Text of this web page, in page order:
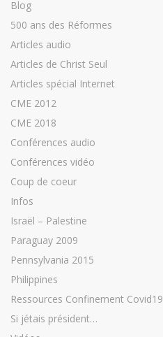
Blog
500 ans des Réformes
Articles audio
Articles de Christ Seul
Articles spécial Internet
CME 2012
CME 2018
Conférences audio
Conférences vidéo
Coup de coeur
Infos
Israël – Palestine
Paraguay 2009
Pennsylvania 2015
Philippines
Ressources Confinement Covid19
Si jétais président…